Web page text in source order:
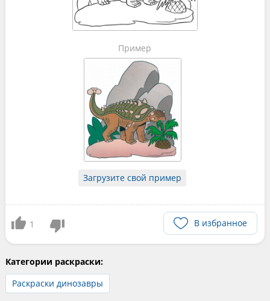
Пример
Загрузите свой пример
1 В избранное
Категории раскраски:
Раскраски динозавры